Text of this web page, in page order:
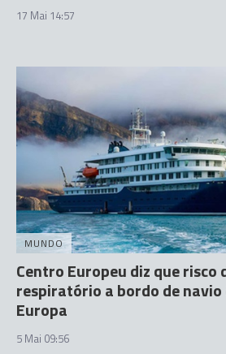
17 Mai 14:57
MUNDO
Centro Europeu diz que risco
respiratório a bordo de navio
Europa
5 Mai 09:56